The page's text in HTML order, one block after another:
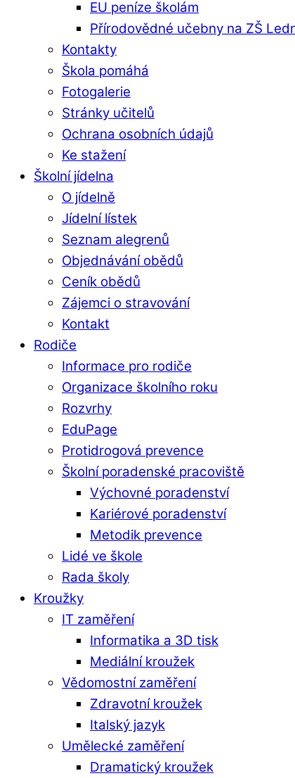
EU peníze školám
Přírodovědné učebny na ZŠ
Kontakty
Škola pomáhá
Fotogalerie
Stránky učitelů
Ochrana osobních údajů
Ke stažení
Školní jídelna
O jídelně
Jídelní lístek
Seznam alegrenů
Objednávání obědů
Ceník obědů
Zájemci o stravování
Kontakt
Rodiče
Informace pro rodiče
Organizace školního roku
Rozvrhy
EduPage
Protidrogová prevence
Školní poradenské pracoviště
Výchovné poradenství
Kariérové poradenství
Metodik prevence
Lidé ve škole
Rada školy
Kroužky
IT zaměření
Informatika a 3D tisk
Mediální kroužek
Vědomostní zaměření
Zdravotní kroužek
Italský jazyk
Umělecké zaměření
Dramatický kroužek